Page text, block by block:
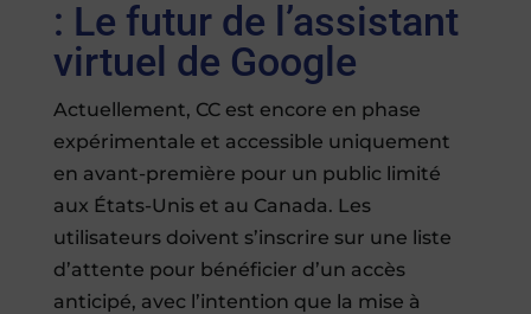
: Le futur de l’assistant
virtuel de Google
Actuellement, CC est encore en phase
expérimentale et accessible uniquement
en avant-première pour un public limité
aux États-Unis et au Canada. Les
utilisateurs doivent s’inscrire sur une liste
d’attente pour bénéficier d’un accès
anticipé, avec l’intention que la mise à